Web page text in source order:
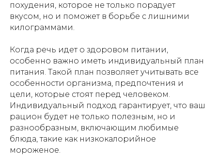
похудения, которое не только порадует
вкусом, но и поможет в борьбе с лишними
килограммами.
Когда речь идет о здоровом питании,
особенно важно иметь индивидуальный план
питания. Такой план позволяет учитывать все
особенности организма, предпочтения и
цели, которые стоят перед человеком.
Индивидуальный подход гарантирует, что ваш
рацион будет не только полезным, но и
разнообразным, включающим любимые
блюда, такие как низкокалорийное
мороженое.
Подобрать план